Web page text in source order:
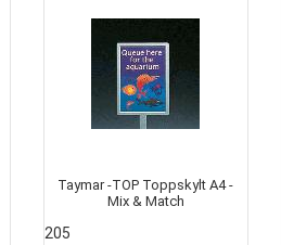
Taymar -TOP Toppskylt A4 -
Mix & Match
205